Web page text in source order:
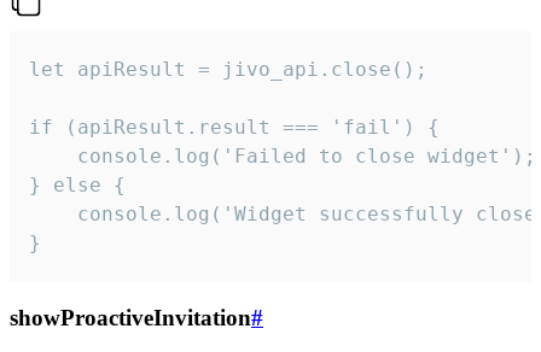
let apiResult = jivo_api.close();
if (apiResult.result === 'fail') {
    console.log('Failed to close widget');
} else {
console.log('Widget successfully
}
showProactiveInvitation#